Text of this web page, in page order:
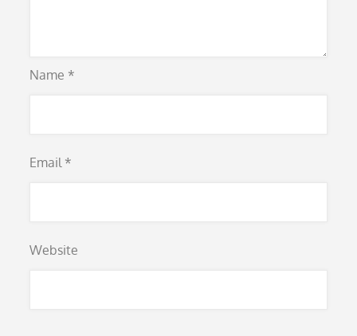
Name *
Email *
Website